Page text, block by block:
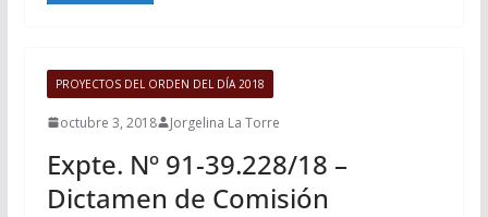
PROYECTOS DEL ORDEN DEL DÍA 2018
octubre 3, 2018 Jorgelina La Torre
Expte. Nº 91-39.228/18 –
Dictamen de Comisión